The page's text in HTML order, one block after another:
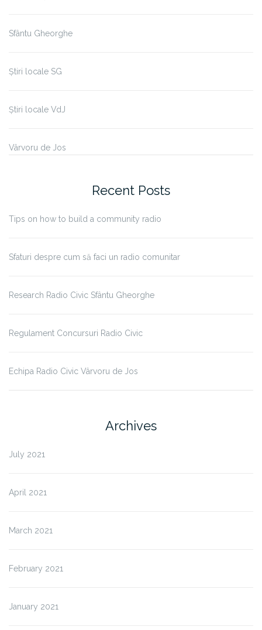
Sfântu Gheorghe
Știri locale SG
Știri locale VdJ
Vârvoru de Jos
Recent Posts
Tips on how to build a community radio
Sfaturi despre cum să faci un radio comunitar
Research Radio Civic Sfântu Gheorghe
Regulament Concursuri Radio Civic
Echipa Radio Civic Vârvoru de Jos
Archives
July 2021
April 2021
March 2021
February 2021
January 2021